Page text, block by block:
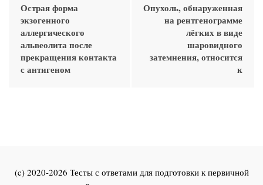
Острая форма
экзогенного
аллергического
альвеолита после
прекращения контакта
с антигеном
Опухоль, обнаруженная
на рентгенограмме
лёгких в виде
шаровидного
затемнения, относится
к
(c) 2020-2026 Тесты с ответами для подготовки к первичной